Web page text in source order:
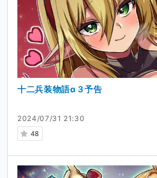
2024/07/31 21:30
48
十二兵装物語α３予告